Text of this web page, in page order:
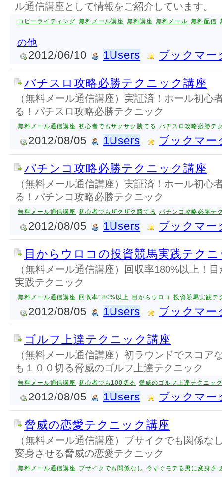
ル通信講座として情報をご紹介しています。
コピーライティング 無料メール講座 無料講座 無料メール 無料配信
の他
2012/06/10 1Users ブックマー
パチスロ攻略必勝テクニック講座
（無料メール通信講座）実証済！ホール初心
る！パチスロ攻略必勝テクニック
無料メール通信講座 初心者でもザクザク勝てる パチスロ攻略必勝テ
2012/08/05 1Users ブックマー
パチンコ攻略必勝テクニック講座
（無料メール通信講座）実証済！ホール初心
る！パチンコ攻略必勝テクニック
無料メール通信講座 初心者でもザクザク勝てる パチンコ攻略必勝テ
2012/08/05 1Users ブックマー
目からウロコの投資競馬実践テク
（無料メール通信講座）回収率180%以上！
実践テクニック
無料メール通信講座 回収率180%以上 目からウロコ 投資競馬実践テ
2012/08/05 1Users ブックマー
ゴルフ上達テクニック講座
（無料メール通信講座）初ラウンドでスコア
も１００切る脅威のゴルフ上達テクニック
無料メール通信講座 初心者でも100切る 脅威のゴルフ上達テクニック
2012/08/05 1Users ブックマー
脅威の恋愛テクニック講座
（無料メール通信講座）ブサイクでも関係な
変身させる脅威の恋愛テクニック
無料メール通信講座 ブサイクでも関係なし 今すぐモテる男に変身さ